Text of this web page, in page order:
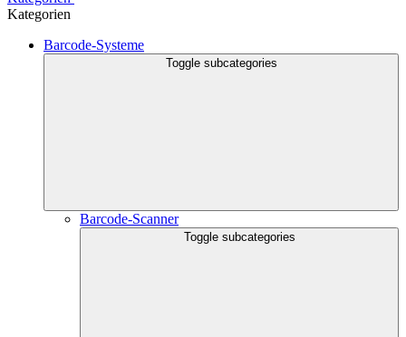
Kategorien
Barcode-Systeme
Toggle subcategories
Barcode-Scanner
Toggle subcategories